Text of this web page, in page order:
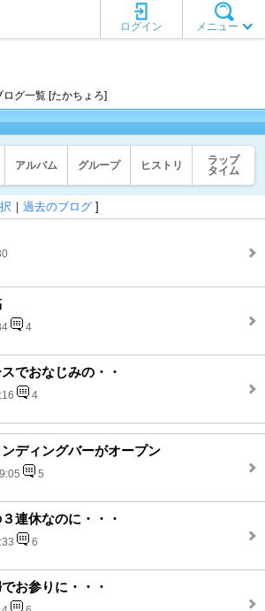
メニュー
ログイン
ログ一覧 [たかちょろ]
アルバム グループ ヒストリ
ラップ
タイム
｜ 過去のブログ ]
4
でおなじみの・・
4
ディングバーがオープン
5
連休なのに・・・
6
お参りに・・・